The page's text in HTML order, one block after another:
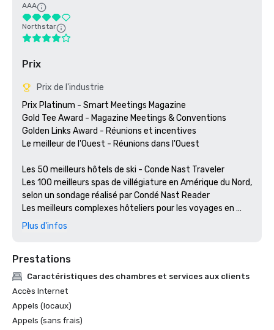
AAA
Northstar
Prix
Prix de l'industrie
Prix Platinum - Smart Meetings Magazine
Gold Tee Award - Magazine Meetings & Conventions
Golden Links Award - Réunions et incentives
Le meilleur de l'Ouest - Réunions dans l'Ouest
Les 50 meilleurs hôtels de ski - Conde Nast Traveler
Les 100 meilleurs spas de villégiature en Amérique du Nord,
selon un sondage réalisé par Condé Nast Reader
Les meilleurs complexes hôteliers pour les voyages en
famille - Travel + Leisure Golf
hôteliers américains - Golf Magazine
Les 10 meilleures destinations de vacances - Family Circle
Canada - Tennis Magazine
Les meilleurs complexes sportifs - The Sporting Life
Plus d'infos
Prestations
Caractéristiques des chambres et services aux clients
Accès Internet
Appels (locaux)
Appels (sans frais)